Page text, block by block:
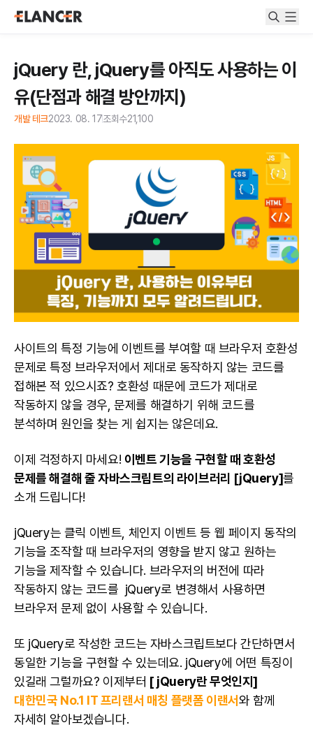
jQuery 란, jQuery를 아직도 사용하는 이
유(단점과 해결 방안까지)
개발 테크2023. 08. 17조회수21,100
사이트의 특정 기능에 이벤트를 부여할 때 브라우저 호환성
문제로 특정 브라우저에서 제대로 동작하지 않는 코드를
접해본 적 있으시죠? 호환성 때문에 코드가 제대로
작동하지 않을 경우, 문제를 해결하기 위해 코드를
분석하며 원인을 찾는 게 쉽지는 않은데요.
이제 걱정하지 마세요! 이벤트 기능을 구현할 때 호환성
문제를 해결해 줄 자바스크립트의 라이브러리 [jQuery]를
소개 드립니다!
jQuery는 클릭 이벤트, 체인지 이벤트 등 웹 페이지 동작의
기능을 조작할 때 브라우저의 영향을 받지 않고 원하는
기능을 제작할 수 있습니다. 브라우저의 버전에 따라
작동하지 않는 코드를 jQuery로 변경해서 사용하면
브라우저 문제 없이 사용할 수 있습니다.
또 jQuery로 작성한 코드는 자바스크립트보다 간단하면서
동일한 기능을 구현할 수 있는데요. jQuery에 어떤 특징이
있길래 그럴까요? 이제부터 [ jQuery란 무엇인지]
대한민국 No.1 IT 프리랜서 매칭 플랫폼 이랜서와 함께
자세히 알아보겠습니다.